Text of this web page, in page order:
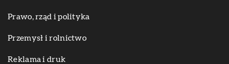
Prawo, rząd i polityka
Przemysł i rolnictwo
Reklama i druk